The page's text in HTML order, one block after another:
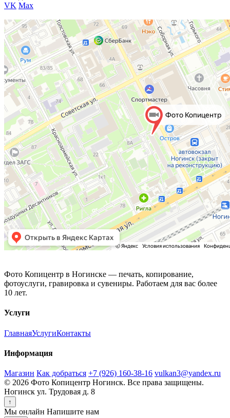
VK Max
Фото Копицентр в Ногинске — печать, копирование,
фотоуслуги, гравировка и сувениры. Работаем для вас более
10 лет.
Услуги
ГлавнаяУслугиКонтакты
Информация
Магазин Как добраться +7 (926) 160-38-16 vulkan3@yandex.ru
© 2026 Фото Копицентр Ногинск. Все права защищены.
Ногинск ул. Трудовая д. 8
↑
Мы онлайн Напишите нам